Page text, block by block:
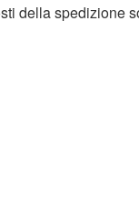
della spedizione